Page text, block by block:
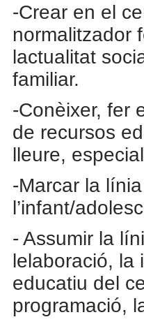
-Crear en el
normalitzador
lactualitat
familiar.
-Conèixer, fer
de recursos
lleure,
-Marcar la
l’infant/
- Assumir la
lelaboració, la
educatiu del
programació,